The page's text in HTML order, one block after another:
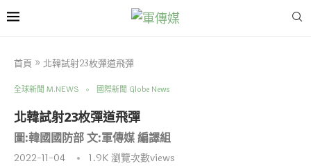
首頁 » 北韓試射23枚彈道飛彈
全球新聞 M.NEWS 國際新聞 Globe News
北韓試射23枚彈道飛彈
圖:韓國國防部 文:軍傳媒 編譯組
2022-11-04 1.9K瀏覽次數views